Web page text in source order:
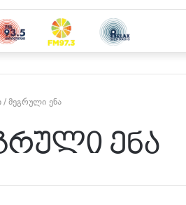
/მეგრული ენა
ენა